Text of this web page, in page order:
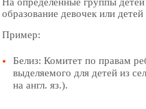
На определенные группы
образование девочек или
Пример:
Белиз: Комитет по правам
выделяемого для детей из
на англ. яз.).